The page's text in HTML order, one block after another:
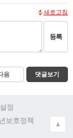
새로고침
등록
음 댓글보기
설정
보호정책
▲